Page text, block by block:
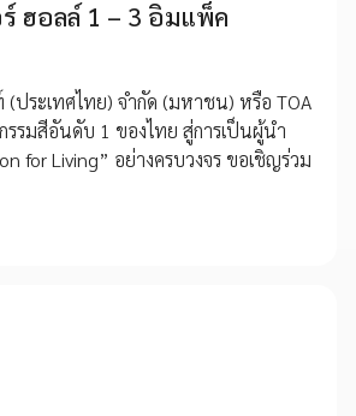
ฮอลล์ 1 – 3 อิมแพ็ค
(ประเทศไทย) จำกัด (มหาชน) หรือ TOA
รมสีอันดับ 1 ของไทย สู่การเป็นผู้นำ
for Living” อย่างครบวงจร ขอเชิญร่วม